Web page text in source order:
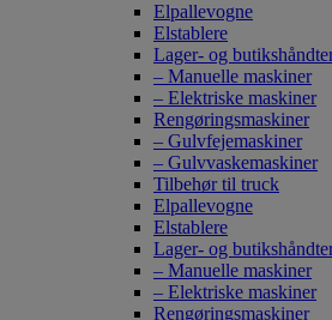
Elpallevogne
Elstablere
Lager- og
– Manuelle maskiner
– Elektriske maskiner
Rengøringsmaskiner
– Gulvfejemaskiner
– Gulvvaskemaskiner
Tilbehør til truck
Elpallevogne
Elstablere
Lager- og
– Manuelle maskiner
– Elektriske maskiner
Rengøringsmaskiner